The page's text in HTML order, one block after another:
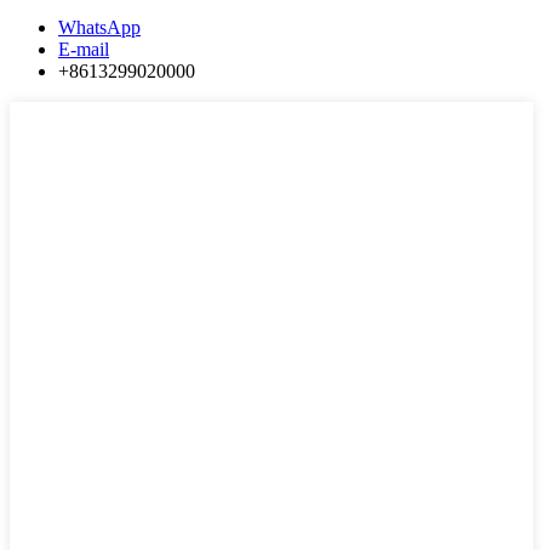
WhatsApp
E-mail
+8613299020000